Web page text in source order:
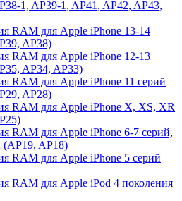
1, AP39-1, AP41, AP42, AP43,
RAM для Apple iPhone 13-14
AP38)
RAM для Apple iPhone 12-13
AP34, AP33)
RAM для Apple iPhone 11 серий
AP28)
RAM для Apple iPhone X, XS, XR
RAM для Apple iPhone 6-7 серий,
AP18)
RAM для Apple iPhone 5 серий
RAM для Apple iPod 4 поколения